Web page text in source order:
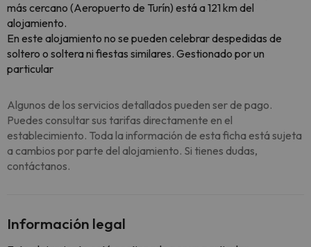
más cercano (Aeropuerto de Turín) está a 121 km del
alojamiento.
En este alojamiento no se pueden celebrar despedidas de
soltero o soltera ni fiestas similares. Gestionado por un
particular
Algunos de los servicios detallados pueden ser de pago.
Puedes consultar sus tarifas directamente en el
establecimiento. Toda la información de esta ficha está sujeta
a cambios por parte del alojamiento. Si tienes dudas,
contáctanos.
Información legal